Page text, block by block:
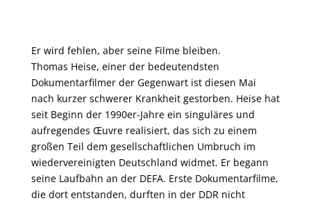
Er wird fehlen, aber seine Filme bleiben.
Thomas Heise, einer der bedeutendsten
Dokumentarfilmer der Gegenwart ist diesen Mai
nach kurzer schwerer Krankheit gestorben. Heise hat
seit Beginn der 1990er-Jahre ein singuläres und
aufregendes Œuvre realisiert, das sich zu einem
großen Teil dem gesellschaftlichen Umbruch im
wiedervereinigten Deutschland widmet. Er begann
seine Laufbahn an der DEFA. Erste Dokumentarfilme,
die dort entstanden, durften in der DDR nicht